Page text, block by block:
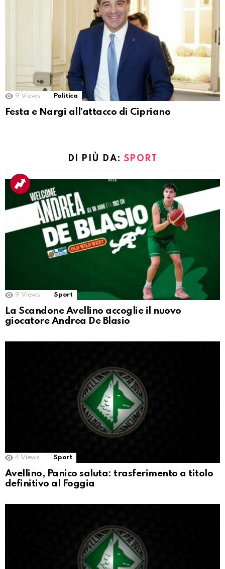
9 Views Politica
Festa e Nargi all’attacco di Cipriano
DI PIÙ DA: SPORT
9 Views Sport
La Scandone Avellino accoglie il nuovo
giocatore Andrea De Blasio
4 Views Sport
Avellino, Panico saluta: trasferimento a titolo
definitivo al Foggia